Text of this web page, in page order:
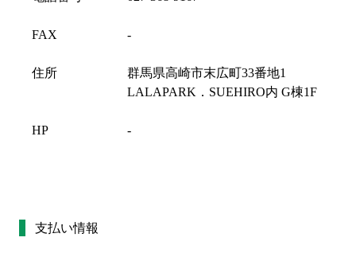
FAX -
住所
群馬県高崎市末広町33番地1
LALAPARK．SUEHIRO内 G棟1F
HP -
支払い情報